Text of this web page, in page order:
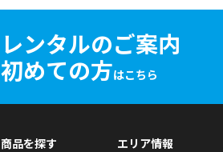
レンタルのご案内
初めての方はこちら
商品を探す エリア情報